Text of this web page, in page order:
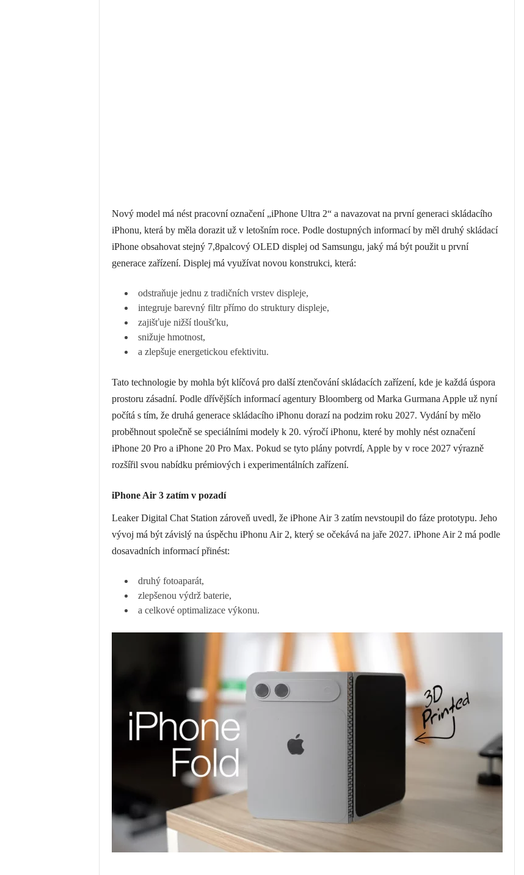
Nový model má nést pracovní označení „iPhone Ultra 2“ a navazovat na první generaci skládacího
iPhonu, která by měla dorazit už v letošním roce. Podle dostupných informací by měl druhý skládací
iPhone obsahovat stejný 7,8palcový OLED displej od Samsungu, jaký má být použit u první
generace zařízení. Displej má využívat novou konstrukci, která:
odstraňuje jednu z tradičních vrstev displeje,
integruje barevný filtr přímo do struktury displeje,
zajišťuje nižší tloušťku,
snižuje hmotnost,
a zlepšuje energetickou efektivitu.
Tato technologie by mohla být klíčová pro další ztenčování skládacích zařízení, kde je každá úspora
prostoru zásadní. Podle dřívějších informací agentury Bloomberg od Marka Gurmana Apple už nyní
počítá s tím, že druhá generace skládacího iPhonu dorazí na podzim roku 2027. Vydání by mělo
proběhnout společně se speciálními modely k 20. výročí iPhonu, které by mohly nést označení
iPhone 20 Pro a iPhone 20 Pro Max. Pokud se tyto plány potvrdí, Apple by v roce 2027 výrazně
rozšířil svou nabídku prémiových i experimentálních zařízení.
iPhone Air 3 zatím v pozadí
Leaker Digital Chat Station zároveň uvedl, že iPhone Air 3 zatím nevstoupil do fáze prototypu. Jeho
vývoj má být závislý na úspěchu iPhonu Air 2, který se očekává na jaře 2027. iPhone Air 2 má podle
dosavadních informací přinést:
druhý fotoaparát,
zlepšenou výdrž baterie,
a celkové optimalizace výkonu.